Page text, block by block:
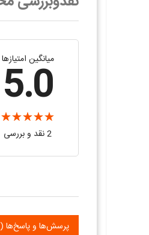
میانگین امتیازها
5.0
2 نقد و بررسی‌‌
پرسش‌ها و پاسخ‌ها (0)